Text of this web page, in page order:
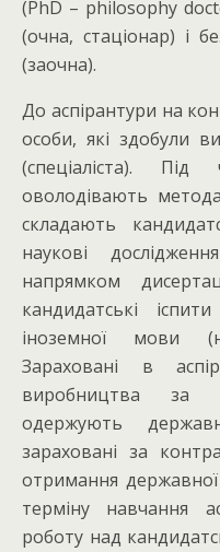
(PhD – philosophy
(очна, стаціонар) і
(заочна).
До аспірантури на
особи, які здобули
(спеціаліста).
оволодівають
складають
наукові
напрямком
кандидатські
іноземної мови
Зараховані в
виробництва за
одержують
зараховані за
отримання державної
терміну навчання
роботу над